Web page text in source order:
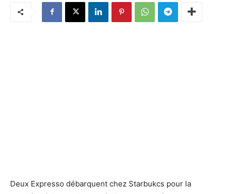
Deux Expresso débarquent chez Starbukcs pour la